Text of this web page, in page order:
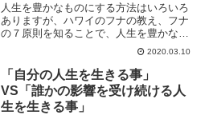
人生を豊かなものにする方法はいろいろ
ありますが、ハワイのフナの教え、フナ
の７原則を知ることで、人生を豊かなも
のにしていくことができます。古代の叡
智でもあるハワイのフナの教えの７原則
をご紹介します。
2020.03.10
「自分の人生を生きる事」
VS「誰かの影響を受け続ける人
生を生きる事」